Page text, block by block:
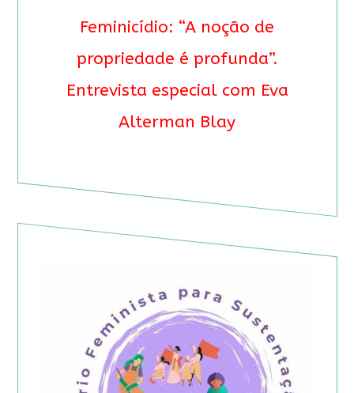
Feminicídio: “A noção de
propriedade é profunda”.
Entrevista especial com Eva
Alterman Blay